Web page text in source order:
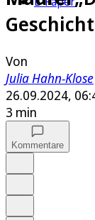
Von
Julia Hahn-Klose
26.09.2024,
3 min
Kommentare